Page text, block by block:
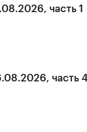
часть 1
часть